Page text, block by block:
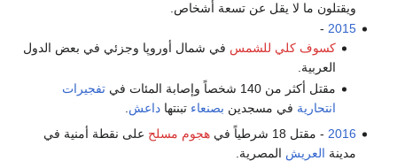
ويقتلون ما لا يقل عن تسعة أشخاص.
2015
-
كسوف كلي للشمس في شمال أوروپا وجزئي في بعض الدول
العربية.
مقتل أكثر من 140 شخصاً وإصابة المئات في
تفجيرات
انتحارية في مسجدين بصنعاء تبنتها داعش
2016 - مقتل 18 شرطياً في هجوم مسلح على نقطة أمنية في
مدينة العريش المصرية.